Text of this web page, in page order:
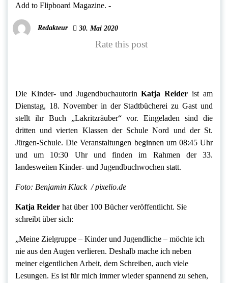
Add to Flipboard Magazine. -
Redakteur 30. Mai 2020
Rate this post
Die Kinder- und JugendbuchautorinKatja Reiderist am
Dienstag, 18. November in der Stadtbücherei zu Gast und
stellt ihr Buch „Lakritzräuber“ vor. Eingeladen sind die
dritten und vierten Klassen der Schule Nord und der St.
Jürgen-Schule. Die Veranstaltungen beginnen um 08:45 Uhr
und um 10:30 Uhr und finden im Rahmen der 33.
landesweiten Kinder- und Jugendbuchwochen statt.
Foto: Benjamin Klack / pixelio.de
Katja Reider hat über 100 Bücher veröffentlicht. Sie
schreibt über sich:
„Meine Zielgruppe – Kinder und Jugendliche – möchte ich
nie aus den Augen verlieren. Deshalb mache ich neben
meiner eigentlichen Arbeit, dem Schreiben, auch viele
Lesungen. Es ist für mich immer wieder spannend zu sehen,